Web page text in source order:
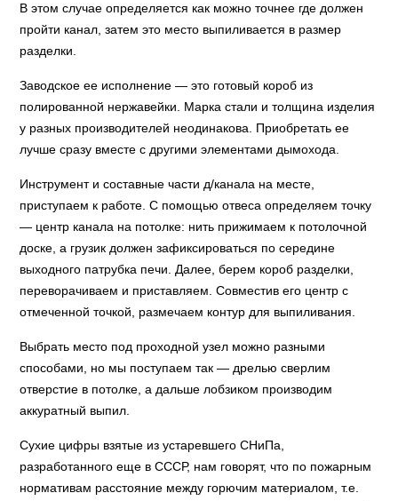
В этом случае определяется как можно точнее где должен
пройти канал, затем это место выпиливается в размер
разделки.
Заводское ее исполнение — это готовый короб из
полированной нержавейки. Марка стали и толщина изделия
у разных производителей неодинакова. Приобретать ее
лучше сразу вместе с другими элементами дымохода.
Инструмент и составные части д/канала на месте,
приступаем к работе. С помощью отвеса определяем точку
— центр канала на потолке: нить прижимаем к потолочной
доске, а грузик должен зафиксироваться по середине
выходного патрубка печи. Далее, берем короб разделки,
переворачиваем и приставляем. Совместив его центр с
отмеченной точкой, размечаем контур для выпиливания.
Выбрать место под проходной узел можно разными
способами, но мы поступаем так — дрелью сверлим
отверстие в потолке, а дальше лобзиком производим
аккуратный выпил.
Сухие цифры взятые из устаревшего СНиПа,
разработанного еще в СССР, нам говорят, что по пожарным
нормативам расстояние между горючим материалом, т.е.